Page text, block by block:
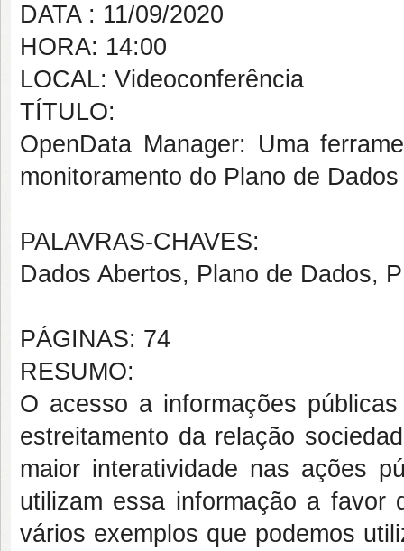
DATA : 11/09/2020
HORA: 14:00
LOCAL: Videoconferência
TÍTULO:
OpenData Manager: Uma
monitoramento do Plano de
PALAVRAS-CHAVES:
Dados Abertos, Plano de Dados,
PÁGINAS: 74
RESUMO:
O acesso a informações
estreitamento da relação
maior interatividade nas ações
utilizam essa informação a
vários exemplos que podemos